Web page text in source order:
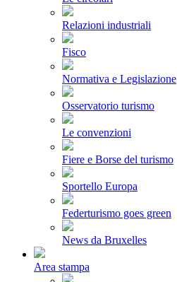
Relazioni industriali
Fisco
Normativa e Legislazione
Osservatorio turismo
Le convenzioni
Fiere e Borse del turismo
Sportello Europa
Federturismo goes green
News da Bruxelles
Area stampa